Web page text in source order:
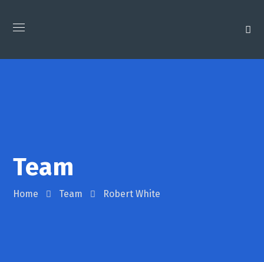
Team
Home Team Robert White